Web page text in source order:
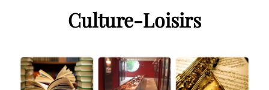
Culture-Loisirs